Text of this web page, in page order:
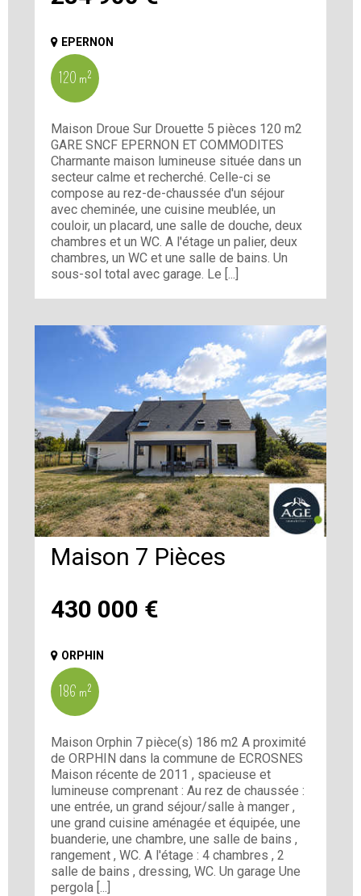
EPERNON
120 m²
Maison Droue Sur Drouette 5 pièces 120 m2
GARE SNCF EPERNON ET COMMODITES
Charmante maison lumineuse située dans un
secteur calme et recherché. Celle-ci se
compose au rez-de-chaussée d'un séjour
avec cheminée, une cuisine meublée, un
couloir, un placard, une salle de douche, deux
chambres et un WC. A l'étage un palier, deux
chambres, un WC et une salle de bains. Un
sous-sol total avec garage. Le [...]
430 000 €
Maison 7 Pièces
ORPHIN
186 m²
Maison Orphin 7 pièce(s) 186 m2 A proximité
de ORPHIN dans la commune de ECROSNES
Maison récente de 2011 , spacieuse et
lumineuse comprenant : Au rez de chaussée :
une entrée, un grand séjour/salle à manger ,
une grand cuisine aménagée et équipée, une
buanderie, une chambre, une salle de bains ,
rangement , WC. A l'étage : 4 chambres , 2
salle de bains , dressing, WC. Un garage Une
pergola [...]